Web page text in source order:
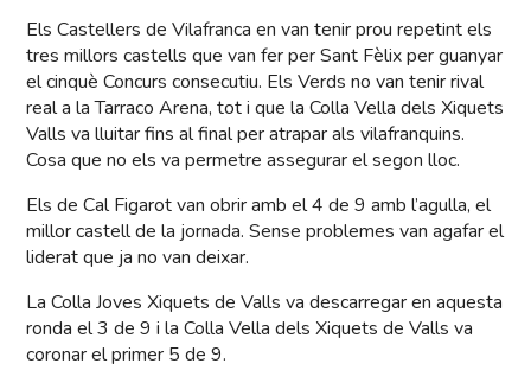
Els Castellers de Vilafranca en van tenir prou repetint els
tres millors castells que van fer per Sant Fèlix per guanyar
el cinquè Concurs consecutiu. Els Verds no van tenir rival
real a la Tarraco Arena, tot i que la Colla Vella dels Xiquets
Valls va lluitar fins al final per atrapar als vilafranquins.
Cosa que no els va permetre assegurar el segon lloc.
Els de Cal Figarot van obrir amb el 4 de 9 amb l’agulla, el
millor castell de la jornada. Sense problemes van agafar el
liderat que ja no van deixar.
La Colla Joves Xiquets de Valls va descarregar en aquesta
ronda el 3 de 9 i la Colla Vella dels Xiquets de Valls va
coronar el primer 5 de 9.